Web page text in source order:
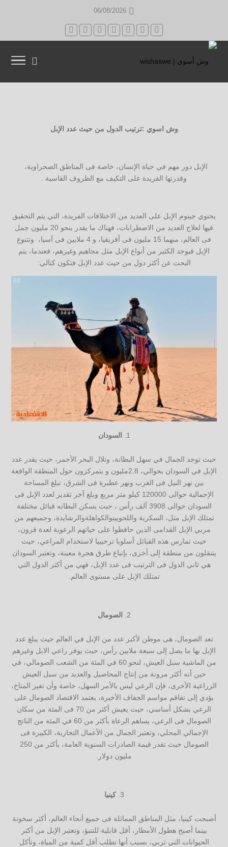
06/08/2026
وش اسوي :ترتيب الدول من حيث عدد الإبل
الإبل دور مهم في حياة الإنسان، خاصة فى المناطق الصحراوية،
وقدرتها الفريدة على التكيف مع الظروف القاسية .
يحتوي جينوم الإبل على العديد من الاختلافات الفريدة، التي يتم التحقيق
فيها لعلاج العديد من الاضطرابات، فهناك ما يقدر بنحو 20 مليون جمل
فى العالم، منهما 15 مليون فى أفريقيا، و 4 ملايين فى آسيا، وتتنوع
الإبل فيوجد الكثير من أنواع الإبل مثل مجاهيم وغيرهم، فعندما، يتم
البحث عن أكثر دول من حيث عدد الإبل فتكون كتالي:
السودان
حيث توجد الجمال في سهل البطانة، وتلال البحر الأحمر، حيث يقدر عدد
الإبل في السودان بحوالي، 2.8مليون و يتمركزون حول المنطقة الواقعة
بين نهر النيل فى الغرب ونهر عطبرة فى الشرق، تبلغ المساحة
الإجمالية حوالى 120000 كيلو متر مربع وبلغ آخر تقدير لعدد الإبل فى
السودان حوالى 3908 ألف رأس ، حيث يسكن البطانه قبائل مختلفة
تمتلك الإبل مثل، السكرية واللحويينوالكواهلةوالرشايدة، وجميعهم من
مربي الإبل القدامى الذين حافظوا على حياتهم الرعوية لعدة قرون،
حيث تمارس هذه القبائل أسلوبا ترحيبيا لاستخدام المراعي، حيث
يتنقلون من منطقة إلى أخرى، بإتباع طرق هجرة معينة، وتعتبر السودان
هي ثاني الدول فى الترتيب فى عدد الإبل، فهي من أكثر الدول التي
تمتلك الإبل على مستوى العالم.
الصومال
تعد الصومال، هى موطن لأكبر عدد من الإبل في العالم حيث يبلغ عدد
الإبل بها ما يصل إلى سبعة ملايين رأس، حيث يوفر راعي الابل وغيرهم
من الماشية سبل العيش، لنحو 60 في المئة من الشعب الصومالي، في
حين أنه أكثر مرونة من إنتاج المحاصيل والعديد من سبل العيش
الزراعية الأخرى، فإن الرعي ليس بالأمر السهل، خاصة وأن تغير المناخ،
يؤدي إلى تفاقم مواسم الجفاف الأخيرة، يعتمد الاقتصاد الصومال على
الرعي بشكل أساسي، حيث يعيش أكثر من 70 فى المئة من سكان
الصومال فى الرعي، يساهم الرعاة بأكثر من 60 في المئة من الناتج
الإجمالي المحلي، وتعتبر الجمال من الأعمال التجارية، الكبيرة فى
الصومال حيث تقدر قيمة الصادرات السنوية العامة، بأكثر من 250
مليون دولار.
كينيا
أصبحت كينيا، مثل المناطق المماثلة فى جميع أنحاء العالم، أكثر سخونة
بينما أصبح هطول الأمطار، أقل قابلية للتنبؤ، وتعتبر الإبل من أكثر
الحيوانات التي تربي، بسبب أنها تطلب أقل كمية من المياة، وتأكل